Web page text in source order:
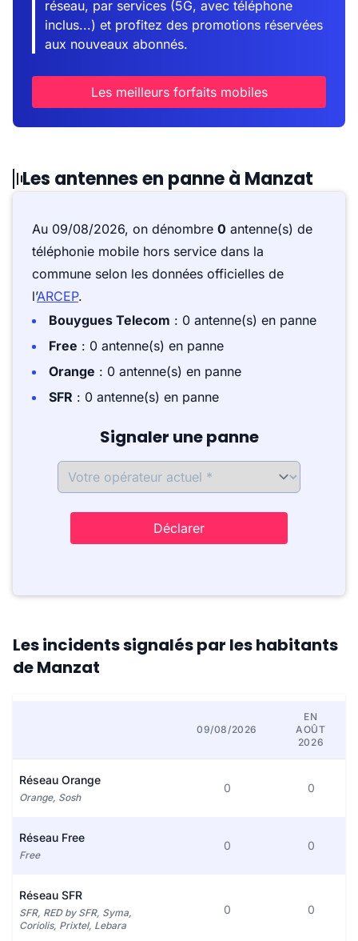
réseau, par services (5G, avec téléphone
inclus...) et profitez des promotions réservées
aux nouveaux abonnés.
Les meilleurs forfaits mobiles
Les antennes en panne à Manzat
Au 09/08/2026, on dénombre 0 antenne(s) de
téléphonie mobile hors service dans la
commune selon les données officielles de
l’ARCEP.
Bouygues Telecom : 0 antenne(s) en panne
Free : 0 antenne(s) en panne
Orange : 0 antenne(s) en panne
SFR : 0 antenne(s) en panne
Signaler une panne
Déclarer
Les incidents signalés par les habitants
de Manzat
09/08/2026
EN
AOÛT
2026
Réseau Orange
Orange, Sosh
0 0
Réseau Free
Free
0 0
Réseau SFR
SFR, RED by SFR, Syma,
Coriolis, Prixtel, Lebara
0 0